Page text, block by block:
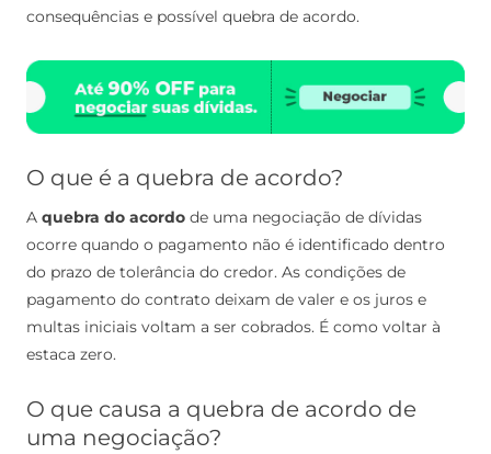
consequências e possível quebra de acordo.
O que é a quebra de acordo?
A quebra do acordo de uma negociação de dívidas
ocorre quando o pagamento não é identificado dentro
do prazo de tolerância do credor. As condições de
pagamento do contrato deixam de valer e os juros e
multas iniciais voltam a ser cobrados. É como voltar à
estaca zero.
O que causa a quebra de acordo de
uma negociação?